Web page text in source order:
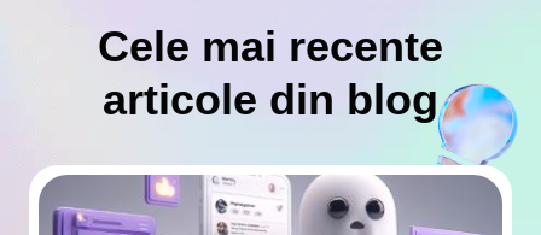
Cele mai recente
articole din blog